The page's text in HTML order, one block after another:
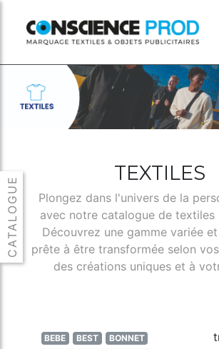
TEXTILES
Plongez dans l'univers de la
avec notre catalogue de textiles
Découvrez une gamme variée
prête à être transformée selon
des créations uniques et à
BEBE BEST
BONNET